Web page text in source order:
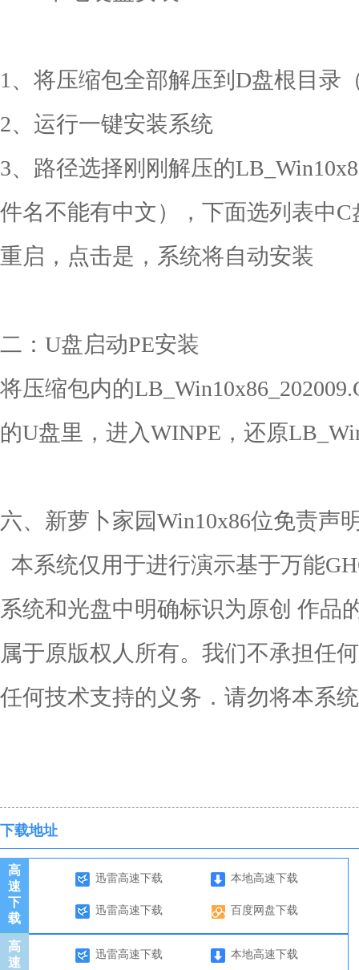
1、将压缩包全部解压到D盘根目录
2、运行一键安装系统
3、路径选择刚刚解压的
件名不能有中文），下面选列表中
重启，点击是，系统将自动安装
二：U盘启动PE安装
将压缩包内的
的U盘里，进入WINPE，还原
六、新萝卜家园Win10x86位免责声
本系统仅用于进行演示基于万能
系统和光盘中明确标识为原创 作品
属于原版权人所有。我们不承担任
任何技术支持的义务．请勿将本系
下载地址
高
速
下
载
迅雷高速下载 本地高速下载
迅雷高速下载 百度网盘下载
高
速
迅雷高速下载 本地高速下载